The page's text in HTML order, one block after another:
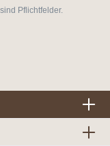
Pflichtfelder.